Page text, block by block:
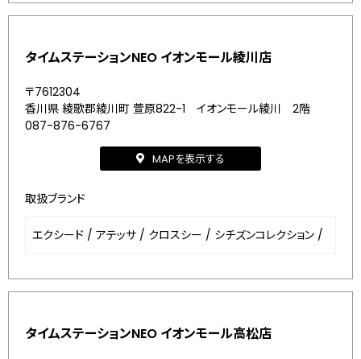
タイムステーションNEO イオンモール綾川店
〒7612304
香川県 綾歌郡綾川町 萱原822-1 イオンモール綾川 2階
087-876-6767
MAPを表示する
取扱ブランド
エクシード / アテッサ / クロスシー / シチズンコレクション /
タイムステーションNEO イオンモール高松店